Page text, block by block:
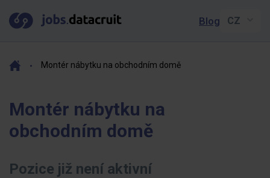
Blog
Montér nábytku na obchodním domě
Montér nábytku na
obchodním domě
Pozice již není aktivní